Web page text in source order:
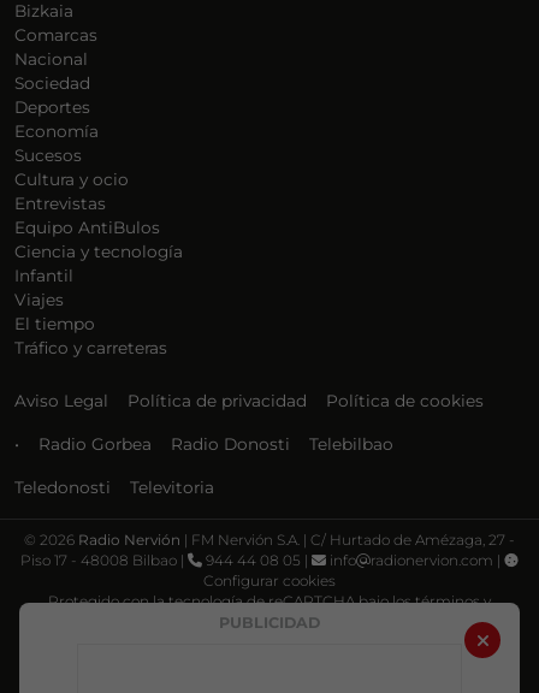
PUBLICIDAD
Bizkaia
Comarcas
Nacional
Sociedad
Deportes
Economía
Sucesos
Cultura y ocio
Entrevistas
Equipo AntiBulos
Ciencia y tecnología
Infantil
Viajes
El tiempo
Tráfico y carreteras
Aviso Legal Política de privacidad Política de cookies
• Radio Gorbea Radio Donosti Telebilbao
Teledonosti Televitoria
© 2026 Radio Nervión | FM Nervión S.A. | C/ Hurtado de Amézaga, 27 -
Piso 17 - 48008 Bilbao |
944 44 08 05 | info
radionervion.com |
Configurar cookies
Protegido con la tecnología de reCAPTCHA bajo los términos y
Política de privacidad Términos de servicio